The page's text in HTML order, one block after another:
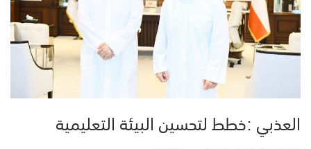
العذبي :خطط لتحسين البيئة التعليمية